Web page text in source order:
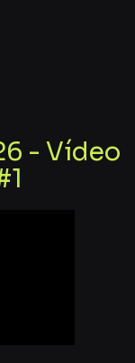
- Vídeo